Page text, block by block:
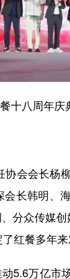
八周年庆
会长杨柳
长韩明、
分众传媒
红餐多年来
万亿市场